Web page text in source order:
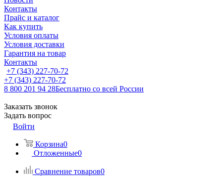
Контакты
Прайс и каталог
Как купить
Условия оплаты
Условия доставки
Гарантия на товар
Контакты
+7 (343) 227-70-72
+7 (343) 227-70-72
8 800 201 94 28Бесплатно со всей России
Заказать звонок
Задать вопрос
Войти
Корзина0
Отложенные0
Сравнение товаров0